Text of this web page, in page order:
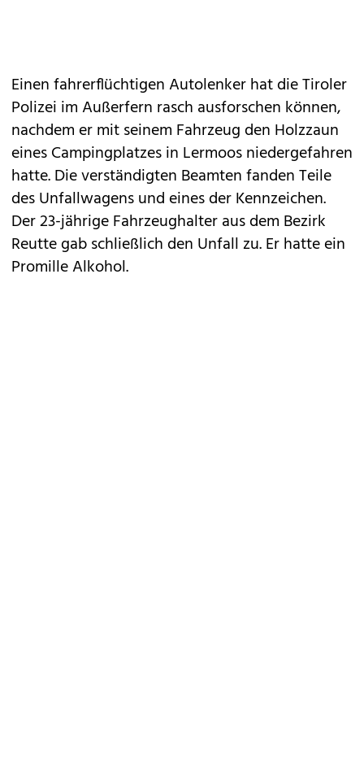
Einen fahrerflüchtigen Autolenker hat die Tiroler
Polizei im Außerfern rasch ausforschen können,
nachdem er mit seinem Fahrzeug den Holzzaun
eines Campingplatzes in Lermoos niedergefahren
hatte. Die verständigten Beamten fanden Teile
des Unfallwagens und eines der Kennzeichen.
Der 23-jährige Fahrzeughalter aus dem Bezirk
Reutte gab schließlich den Unfall zu. Er hatte ein
Promille Alkohol.